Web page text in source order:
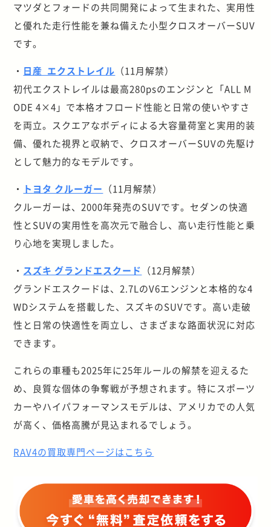
マツダとフォードの共同開発によって生まれた、実用性
と優れた走行性能を兼ね備えた小型クロスオーバーSUV
です。
・ 日産 エクストレイル （11月解禁）
初代エクストレイルは最高280psのエンジンと「ALL M
ODE 4×4 」で本格オフロード性能と日常の使いやすさ
を両立。スクエアなボディによる大容量荷室と実用的装
備、優れた視界と収納で、クロスオーバーSUVの先駆け
として魅力的なモデルです。
・ トヨタ クルーガー （11月解禁）
クルーガーは、2000年発売のSUVです。セダンの快適
性とSUVの実用性を高次元で融合し、高い走行性能と乗
り心地を実現しました。
・ スズキ グランドエスクード （12月解禁）
グランドエスクードは、2.7LのV6エンジンと本格的な4
WDシステムを搭載した、スズキのSUVです。高い走破
性と日常の快適性を両立し、さまざまな路面状況に対応
できます。
これらの車種も2025年に25年ルールの解禁を迎えるた
め、良質な個体の争奪戦が予想されます。特にスポーツ
カーやハイパフォーマンスモデルは、アメリカでの人気
が高く、価格高騰が見込まれるでしょう。
RAV4の買取専門ページはこちら